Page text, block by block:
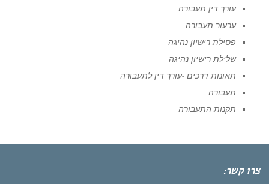
עורך דין תעבורה
ערעור תעבורה
פסילת רישיון נהיגה
שלילת רישיון נהיגה
תאונות דרכים -עורך דין לתעבורה
תעבורה
תקנות התעבורה
צרו קשר: